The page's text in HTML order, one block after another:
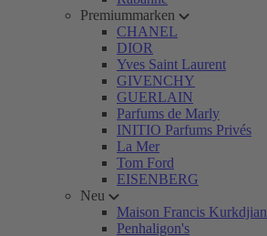
Premiummarken
CHANEL
DIOR
Yves Saint Laurent
GIVENCHY
GUERLAIN
Parfums de Marly
INITIO Parfums Privés
La Mer
Tom Ford
EISENBERG
Neu
Maison Francis Kurkdjian
Penhaligon's